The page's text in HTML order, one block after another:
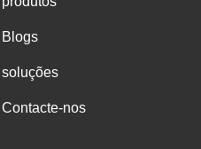
Blogs
soluções
Contacte-nos